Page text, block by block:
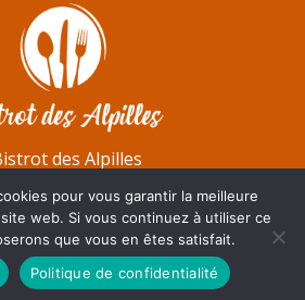
des Alpilles
Plan du site
légales
de confidentialité
pour vous garantir la meilleure
web. Si vous continuez à utiliser ce
que vous en êtes satisfait.
Politique de confidentialité